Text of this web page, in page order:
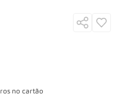
no cartão